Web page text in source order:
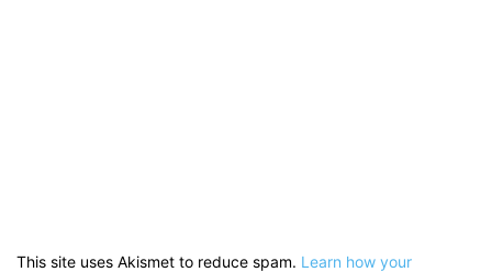
This site uses Akismet to reduce spam. Learn how your